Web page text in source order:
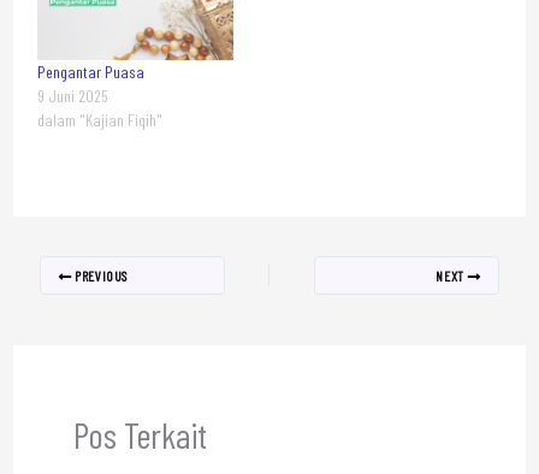
Pengantar Puasa
9 Juni 2025
dalam "Kajian Fiqih"
PREVIOUS NEXT
Pos Terkait